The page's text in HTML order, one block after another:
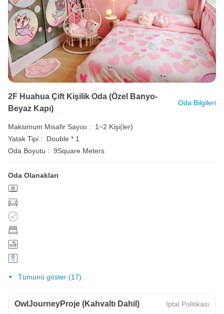
2F Huahua Çift Kişilik Oda (özel Banyo-
Beyaz Kapı)
Oda Bilgileri
Maksimum Misafir Sayısı :
1~2 Kişi(ler)
Yatak Tipi :
Double * 1
Oda Boyutu : 9Square Meters
Oda Olanakları
Tümünü göster (17)
OwlJourneyProje (Kahvaltı Dahil) İptal Politikası